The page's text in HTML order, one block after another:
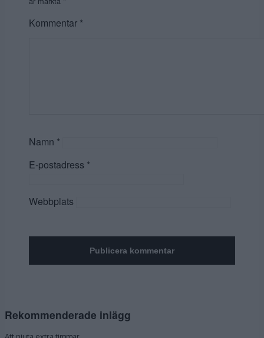
Kommentar *
Namn *
E-postadress *
Webbplats
Rekommenderade inlägg